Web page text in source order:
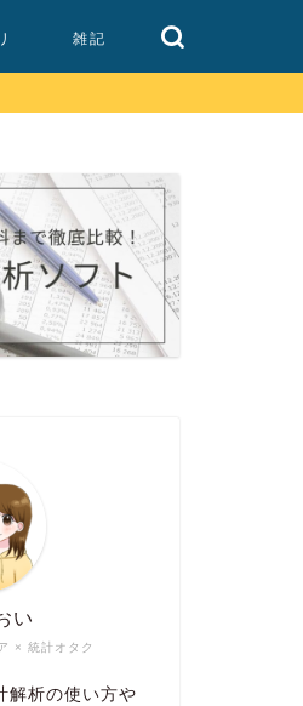
雑記
× 統計オタク
い
解析の使い方や